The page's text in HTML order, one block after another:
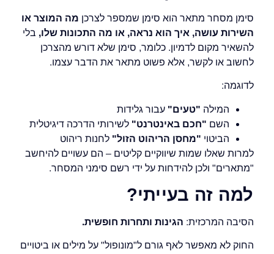
סימן מסחר מתאר הוא סימן שמספר לצרכן מה המוצר או
השירות עושה, איך הוא נראה, או מה התכונות שלו, בלי
להשאיר מקום לדמיון. כלומר, סימן שלא דורש מהצרכן
לחשוב או לקשר, אלא פשוט מתאר את הדבר עצמו.
לדוגמה:
המילה "טעים" עבור גלידות
השם "חכם באינטרנט" לשירותי הדרכה דיגיטלית
הביטוי "מחסן הריהוט הזול" לחנות ריהוט
למרות שאלו שמות שיווקיים קליטים – הם עשויים להיחשב
"מתארים" ולכן להידחות על ידי רשם סימני המסחר.
למה זה בעייתי?
הסיבה המרכזית: הגינות ותחרות חופשית.
החוק לא מאפשר לאף גורם ל"מונופול" על מילים או ביטויים